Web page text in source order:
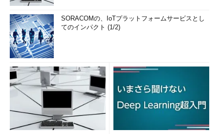
SORACOMの、IoTプラットフォームサービスとし
てのインパクト (1/2)